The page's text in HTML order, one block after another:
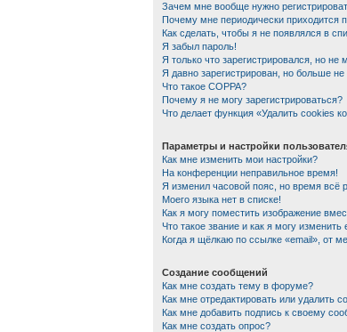
Зачем мне вообще нужно
Почему мне периодически приходится
Как сделать, чтобы я не появлялся в
Я забыл пароль!
Я только что зарегистрировался, но не
Я давно зарегистрирован, но больше не
Что такое COPPA?
Почему я не могу зарегистрироваться?
Что делает функция «Удалить cookies
Параметры и настройки
Как мне изменить мои настройки?
На конференции неправильное время!
Я изменил часовой пояс, но время всё
Моего языка нет в списке!
Как я могу поместить изображение
Что такое звание и как я могу изменить
Когда я щёлкаю по ссылке «email», от
Создание сообщений
Как мне создать тему в форуме?
Как мне отредактировать или удалить
Как мне добавить подпись к своему
Как мне создать опрос?